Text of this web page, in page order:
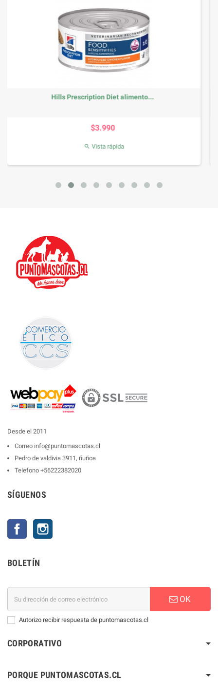
N&D Humedo Gato Atun y Salmon
Desde el 2011
Correo info@puntomascotas.cl
Pedro de valdivia 3911, ñuñoa
Telefono +56222382020
SÍGUENOS
Facebook
BOLETÍN
OK
Autorizo recibir respuesta de puntomascotas.cl
CORPORATIVO
PORQUE PUNTOMASCOTAS.CL